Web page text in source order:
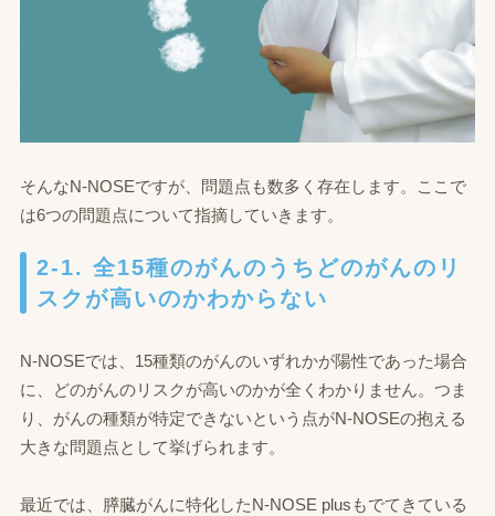
そんなN‐NOSEですが、問題点も数多く存在します。ここで
は6つの問題点について指摘していきます。
2-1. 全15種のがんのうちどのがんのリ
スクが高いのかわからない
N-NOSEでは、15種類のがんのいずれかが陽性であった場合
に、どのがんのリスクが高いのかが全くわかりません。つま
り、がんの種類が特定できないという点がN‐NOSEの抱える
大きな問題点として挙げられます。
最近では、膵臓がんに特化したN‐NOSE plusもでてきている